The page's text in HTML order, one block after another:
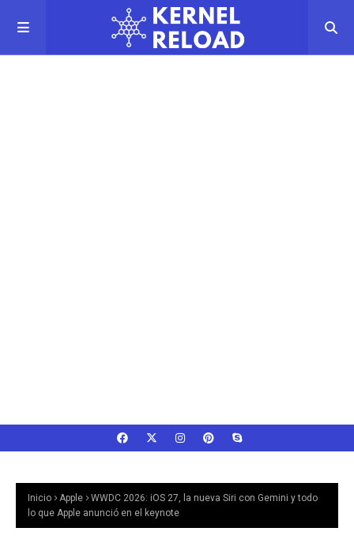
Inicio Apple
WWDC 2026: iOS 27, la nueva Siri con Gemini y todo
lo que Apple anunció en el keynote